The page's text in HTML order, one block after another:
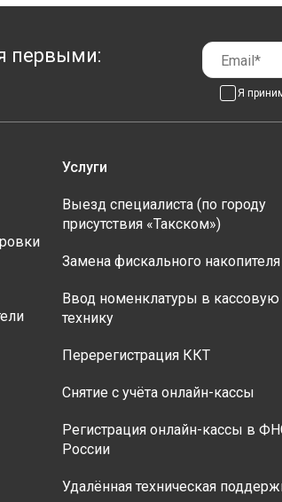
первыми:
Я
Услуги
Выезд специалиста (по городу
присутствия «Такском»)
Замена фискального накопителя
Ввод номенклатуры в кассовую
технику
Перерегистрация ККТ
Снятие с учёта онлайн-кассы
Регистрация онлайн-кассы в
России
Удалённая техническая